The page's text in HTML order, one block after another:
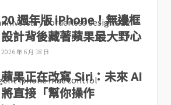
20 週年版 iPhone！無邊框
設計背後藏著蘋果最大野心
2026 年 6 月 18 日
蘋果正在改寫 Siri：未來 AI
將直接「幫你操作